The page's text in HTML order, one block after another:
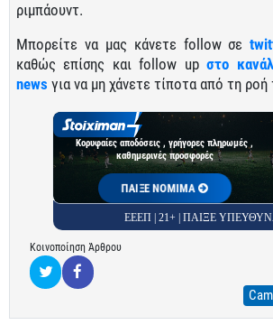
ριμπάουντ.
Μπορείτε να μας κάνετε follow σε
καθώς επίσης και follow upστο
news για να μη χάνετε τίποτα από τη
Κορυφαίες αποδόσεις , γρήγορες πληρωμές ,
καθημερινές προσφορές
ΠΑΙΞΕ ΝΟΜΙΜΑ
ΕΕΕΠ | 21+ | ΠΑΙΞΕ
Κοινοποίηση Άρθρου